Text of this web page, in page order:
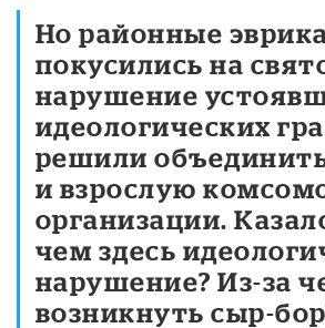
Но районные
покусились на
нарушение
идеологических
решили
и взрослую
организации.
чем здесь
нарушение? Из-за
возникнуть сыр-